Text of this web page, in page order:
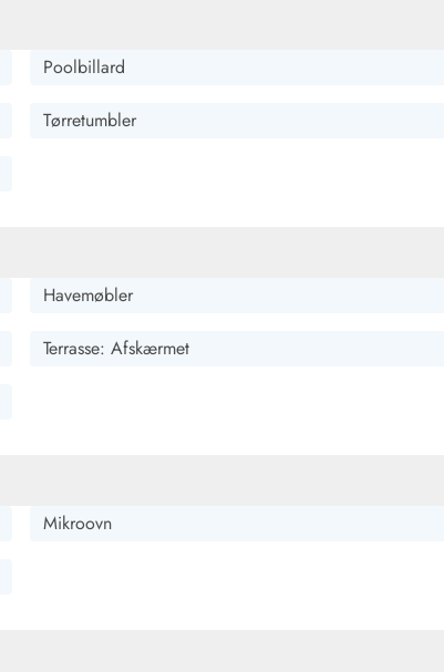
Kontakt Blåvand
Poolbillard
Tørretumbler
Havemøbler
Terrasse: Afskærmet
Mikroovn